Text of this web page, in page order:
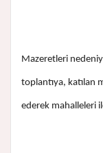
Mazeretleri
toplantıya, katılan
ederek mahalleleri